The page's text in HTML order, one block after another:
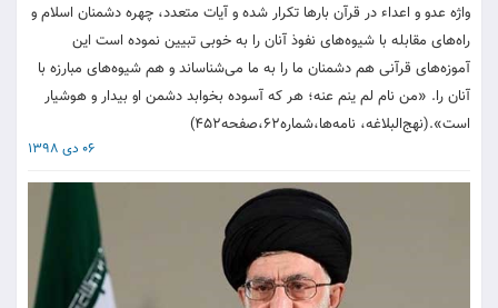
واژه عدو و اعداء در قرآن بارها تكرار شده و آيات متعدد، چهره دشمنان اسلام و
راه‌های مقابله با شيوه‌های نفوذ آنان را به خوبی تبيين نموده است اين
آموزه‌های قرآنی هم دشمنان ما را به ما می‌شناساند و هم شيوه‌های مبارزه با
آنان را. «من نام لم ينم عنه؛ هر كه آسوده بخوابد دشمن او بيدار و هوشيار
است».(نهج‌البلاغه، نامه‌ها،شماره۶۲،صفحه۴۵۲)
06 دی 1398